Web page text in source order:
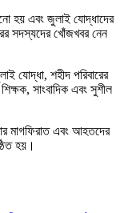
হয় এবং জুলাই যোদ্ধাদের
সদস্যদের খোঁজখবর নেন
যোদ্ধা, শহীদ পরিবারের
সাংবাদিক এবং সুশীল
মাগফিরাত এবং আহতদের
হয়।